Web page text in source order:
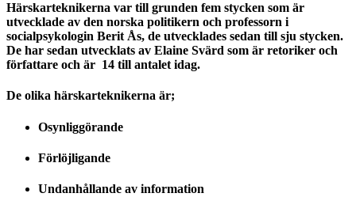
Härskarteknikerna var till grunden fem stycken som är
utvecklade av den norska politikern och professorn i
socialpsykologin Berit Ås, de utvecklades sedan till sju stycken.
De har sedan utvecklats av Elaine Svärd som är retoriker och
författare och är 14 till antalet idag.
De olika härskarteknikerna är;
Osynliggörande
Förlöjligande
Undanhållande av information